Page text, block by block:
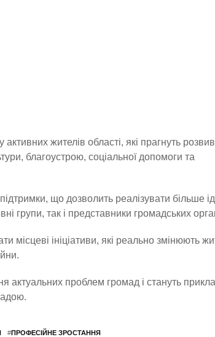
жителів області, які прагнуть
благоустрою, соціальної допомоги та
що дозволить реалізувати більше
групи, так і представники громадських
ініціативи, які реально змінюють
актуальних проблем громад і стануть
#ПРОФЕСІЙНЕ ЗРОСТАННЯ